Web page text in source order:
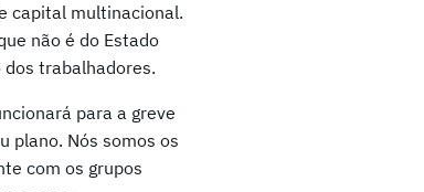
capital multinacional.
não é do Estado
trabalhadores.
para a greve
plano. Nós somos os
com os grupos